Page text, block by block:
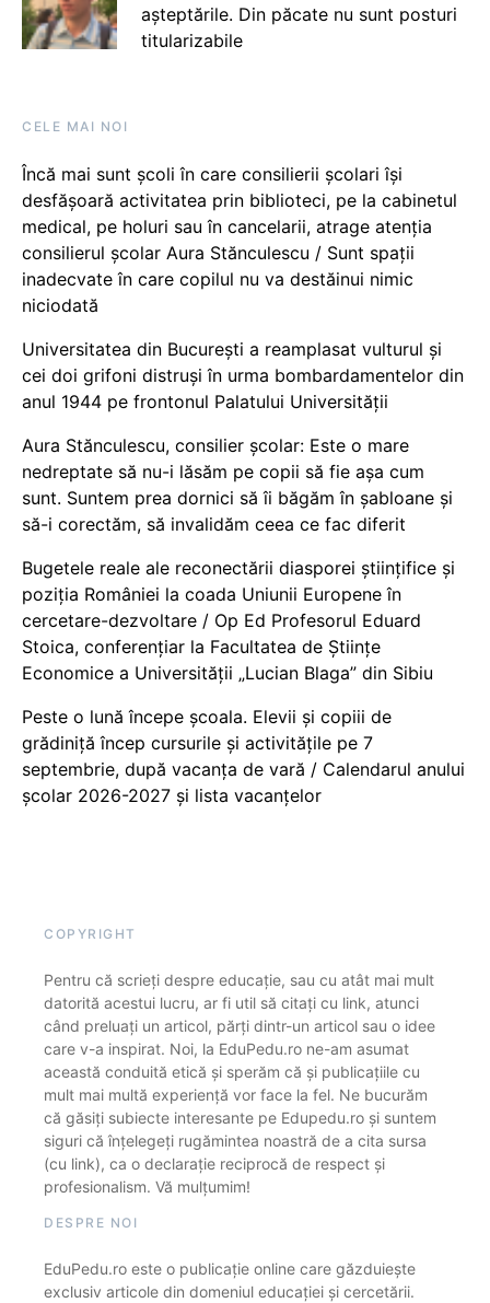
așteptările. Din păcate nu sunt posturi
titularizabile
CELE MAI NOI
Încă mai sunt școli în care consilierii școlari își
desfășoară activitatea prin biblioteci, pe la cabinetul
medical, pe holuri sau în cancelarii, atrage atenția
consilierul școlar Aura Stănculescu / Sunt spații
inadecvate în care copilul nu va destăinui nimic
niciodată
Universitatea din București a reamplasat vulturul și
cei doi grifoni distruși în urma bombardamentelor din
anul 1944 pe frontonul Palatului Universității
Aura Stănculescu, consilier școlar: Este o mare
nedreptate să nu-i lăsăm pe copii să fie așa cum
sunt. Suntem prea dornici să îi băgăm în șabloane și
să-i corectăm, să invalidăm ceea ce fac diferit
Bugetele reale ale reconectării diasporei științifice și
poziția României la coada Uniunii Europene în
cercetare-dezvoltare / Op Ed Profesorul Eduard
Stoica, conferențiar la Facultatea de Științe
Economice a Universității „Lucian Blaga” din Sibiu
Peste o lună începe școala. Elevii și copiii de
grădiniță încep cursurile și activitățile pe 7
septembrie, după vacanța de vară / Calendarul anului
școlar 2026-2027 și lista vacanțelor
COPYRIGHT
Pentru că scrieți despre educație, sau cu atât mai mult
datorită acestui lucru, ar fi util să citați cu link, atunci
când preluați un articol, părți dintr-un articol sau o idee
care v-a inspirat. Noi, la EduPedu.ro ne-am asumat
această conduită etică și sperăm că și publicațiile cu
mult mai multă experiență vor face la fel. Ne bucurăm
că găsiți subiecte interesante pe Edupedu.ro și suntem
siguri că înțelegeți rugămintea noastră de a cita sursa
(cu link), ca o declarație reciprocă de respect și
profesionalism. Vă mulțumim!
DESPRE NOI
EduPedu.ro este o publicație online care găzduiește
exclusiv articole din domeniul educației și cercetării.